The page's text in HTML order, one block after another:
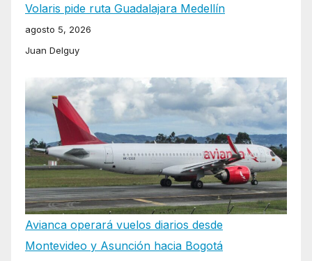
Volaris pide ruta Guadalajara Medellín
agosto 5, 2026
Juan Delguy
Avianca operará vuelos diarios desde
Montevideo y Asunción hacia Bogotá